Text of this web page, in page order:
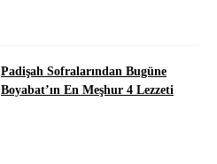
Padişah Sofralarından Bugüne
Boyabat’ın En Meşhur 4 Lezzeti